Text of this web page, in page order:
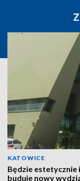
KATOWICE
Będzie estetycznie
buduje nowy